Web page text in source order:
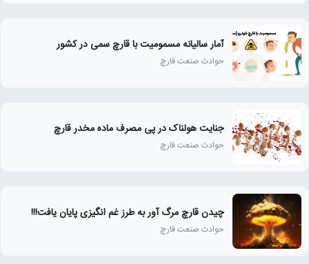
آمار سالیانه مسمومیت با قارچ سمی در کشور
حوادث صنعت قارچ
جنایت هولناک در پی مصرف ماده مخدر قارچ
حوادث صنعت قارچ
چیدن قارچ مرگ آور به طرز غم انگیزی پایان یافت!!!
حوادث صنعت قارچ